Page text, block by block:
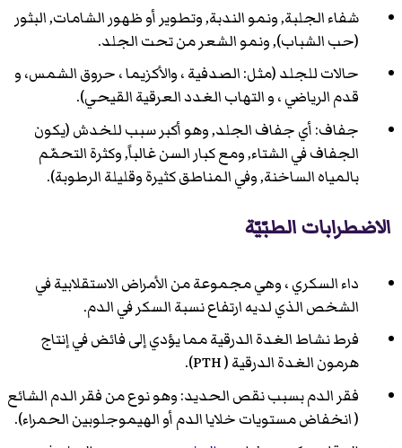
شفاء الجلبة, ونمو الندبة, وتطوير أو ظهور الشامات, البثور
(حب الشباب), ونمو الشعر من تحت الجلد.
حالات للجلد (مثل: الصدفية ، والأكزيما ، حروق الشمس، و
قدم الرياضي ، و التهاب الغدد العرقية القيحي).
جفاف: أي جفاف الجلد, وهو أكبر سبب للخدش (يكون
الجفاف في الشتاء, ومع كبار السن غالباً, وكثرة التحمّم
بالمياه الساخنة, وفي المناطق كثيرة وقليلة الرطوبة).
الاضطرابات الطبّيّة
داء السكري ، وهي مجموعة من الأمراض الاستقلابية في
الشخص الذي لديه ارتفاع نسبة السكر في الدم.
فرط نشاط الغدة الدرقية مما يؤدي إلى فائض في إنتاج
هرمون الغدة الدرقية ( PTH).
فقر الدم بسبب نقص الحديد: وهو نوع من فقر الدم الشائع
( انخفاض مستويات خلايا الدم أو الهيموجلوبين الحمراء).